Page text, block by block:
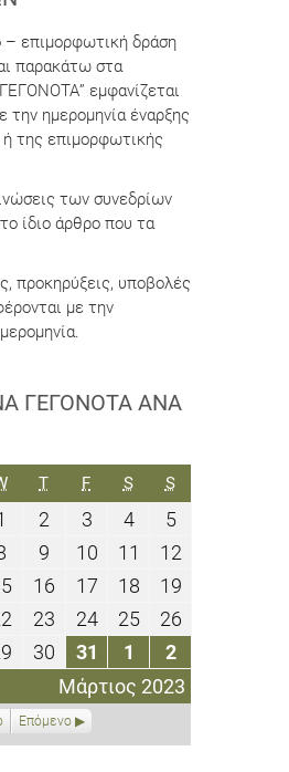
– επιμορφωτική δράση
παρακάτω στα
εμφανίζεται
την ημερομηνία έναρξης
ή της επιμορφωτικής
των συνεδρίων
ίδιο άρθρο που τα
προκηρύξεις, υποβολές
με την
ΓΕΓΟΝΌΤΑ ΑΝΆ
Μάρτιος 2023
ΤΕΤΆΡΤΗ
TΠΈΜΠΤΗ
FΠΑΡΑΣΚΕΥΉ
SΣΆΒΒΑΤΟ
SΚΥΡΙΑΚΉ
Μαρτίου
2023
2
Μαρτίου
2023
33
Μαρτίου
2023
44
Μαρτίου
2023
55
Μαρτίου
2023
Μαρτίου
2023
9
Μαρτίου
2023
1010
Μαρτίου
2023
11
Μαρτίου
2023
1212
15
Μαρτίου
2023
16
Μαρτίου
2023
1717
Μαρτίου
2023
1818
Μαρτίου
2023
1919
2023
Μαρτίου
2023
23
Μαρτίου
2023
2424
Μαρτίου
2023
2525
Μαρτίου
2023
2626
Μαρτίου
2023
Μαρτίου
30
Μαρτίου
2023
31
Μαρτίου
2023
1
Απριλίου
2023
22
Απριλίου
2023
Επόμενο